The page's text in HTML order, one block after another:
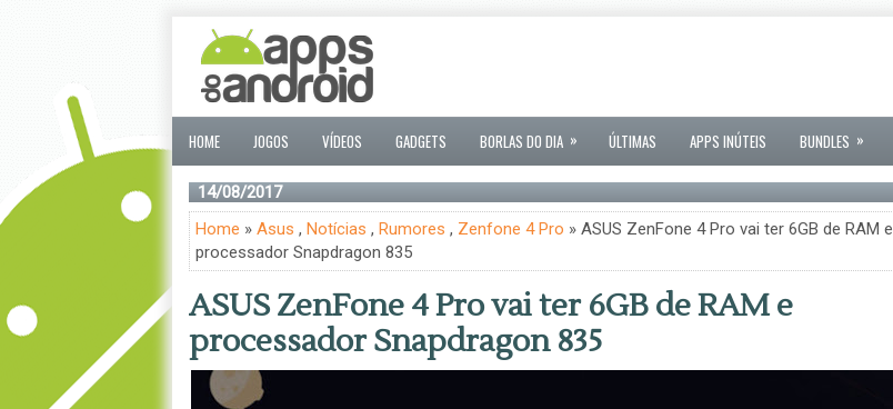
HOME JOGOS VÍDEOS GADGETS BORLAS DO DIA » ÚLTIMAS APPS INÚTEIS BUNDLES »
14/08/2017
Home » Asus , Notícias , Rumores , Zenfone 4 Pro » ASUS ZenFone 4 Pro vai ter 6GB de RAM e
processador Snapdragon 835
ASUS ZenFone 4 Pro vai ter 6GB de RAM e
processador Snapdragon 835